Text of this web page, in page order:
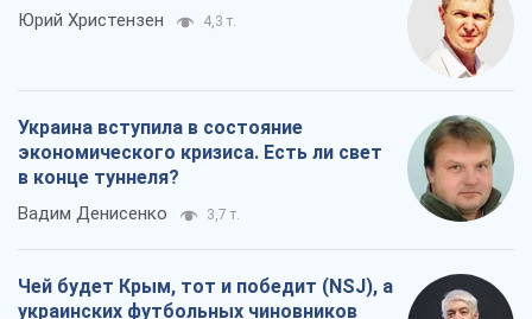
Юрий Христензен 4,3 т.
Украина вступила в состояние
экономического кризиса. Есть ли свет
в конце туннеля?
Вадим Денисенко 3,7 т.
Чей будет Крым, тот и победит (NSJ), а
украинских футбольных чиновников